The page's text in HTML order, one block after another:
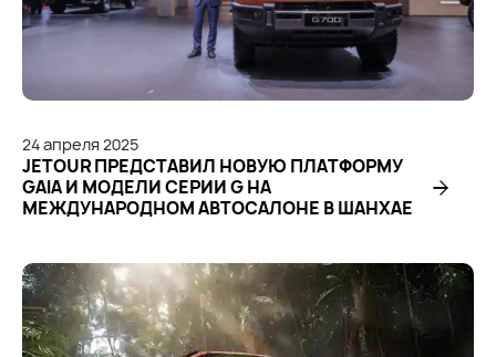
24апреля2025
JETOUR ПРЕДСТАВИЛ НОВУЮ ПЛАТФОРМУ
GAIA И МОДЕЛИ СЕРИИ G НА
МЕЖДУНАРОДНОМ АВТОСАЛОНЕ В ШАНХАЕ